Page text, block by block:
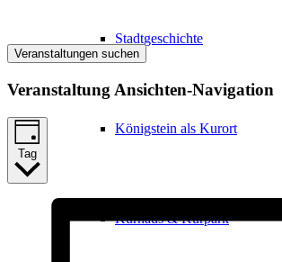
Stadtgeschichte
Königstein als Kurort
Kurhaus & Kurpark
Veranstaltungen suchen
Veranstaltung Ansichten-Navigation
Tag